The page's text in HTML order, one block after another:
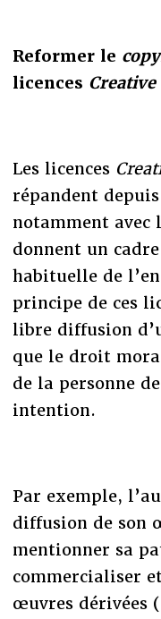
Reformer le
licences
Les licences
répandent
notamment
donnent un
habituelle de
principe de ces
libre diffusion
que le droit
de la personne
intention.
Par exemple,
diffusion de son
mentionner sa
commercialiser
œuvres dérivées